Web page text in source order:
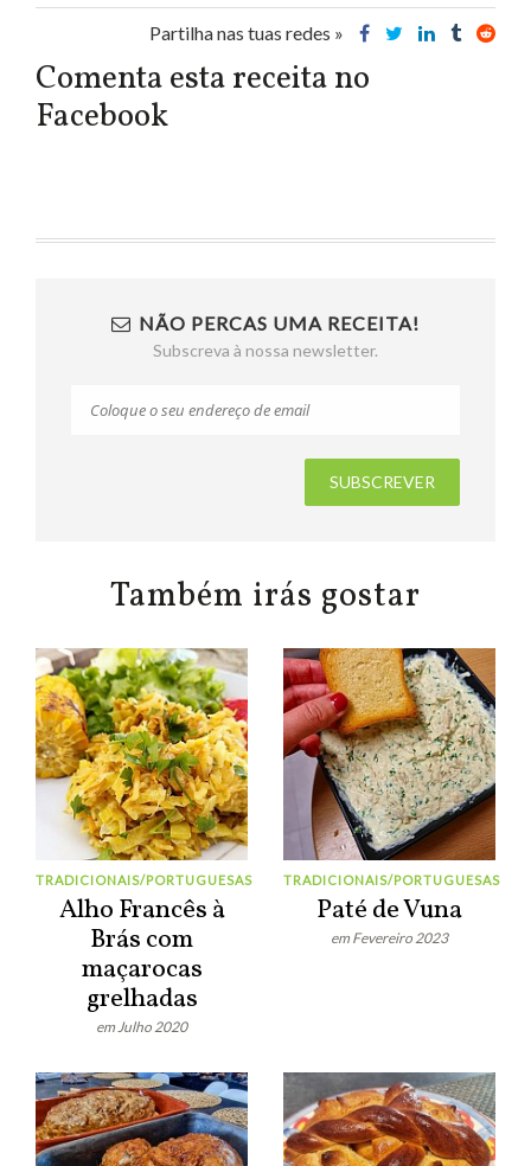
Partilha nas tuas redes »
Comenta esta receita no
Facebook
NÃO PERCAS UMA RECEITA!
Subscreva à nossa newsletter.
Também irás gostar
TRADICIONAIS/PORTUGUESAS
Alho Francês à
Brás com
maçarocas
grelhadas
em Julho 2020
TRADICIONAIS/PORTUGUESAS
Paté de Vuna
em Fevereiro 2023